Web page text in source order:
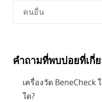
คนอื่น
คำถามที่พบบ่อยที่เกี่
เครื่องวัด
ใด?